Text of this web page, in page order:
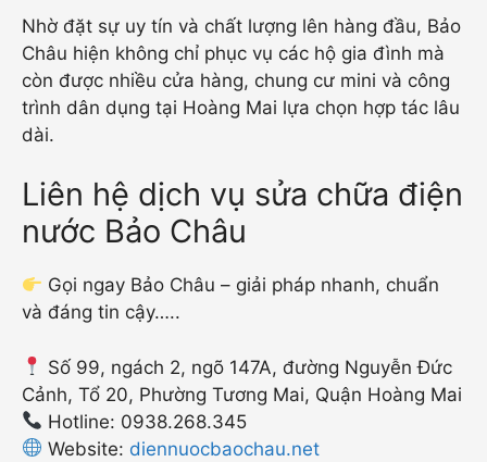
Nhờ đặt sự uy tín và chất lượng lên hàng đầu, Bảo
Châu hiện không chỉ phục vụ các hộ gia đình mà
còn được nhiều cửa hàng, chung cư mini và công
trình dân dụng tại Hoàng Mai lựa chọn hợp tác lâu
dài.
Liên hệ dịch vụ sửa chữa điện
nước Bảo Châu
Gọi ngay Bảo Châu – giải pháp nhanh, chuẩn
và đáng tin cậy…..
Số 99, ngách 2, ngõ 147A, đường Nguyễn Đức
Cảnh, Tổ 20, Phường Tương Mai, Quận Hoàng Mai
Hotline: 0938.268.345
Website: diennuocbaochau.net